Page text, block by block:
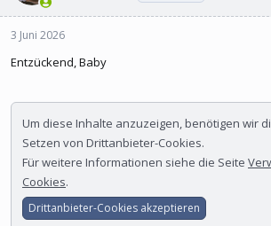
3 Juni 2026
Entzückend, Baby
Um diese Inhalte anzuzeigen, benötigen wir
Setzen von Drittanbieter-Cookies.
Für weitere Informationen siehe die Seite
Cookies.
Drittanbieter-Cookies akzeptieren